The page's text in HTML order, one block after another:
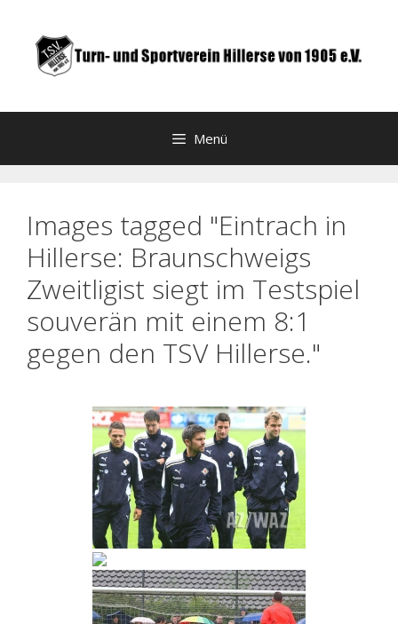
springen
Menü
Images tagged "Eintrach in
Hillerse: Braunschweigs
Zweitligist siegt im Testspiel
souverän mit einem 8:1
gegen den TSV Hillerse."